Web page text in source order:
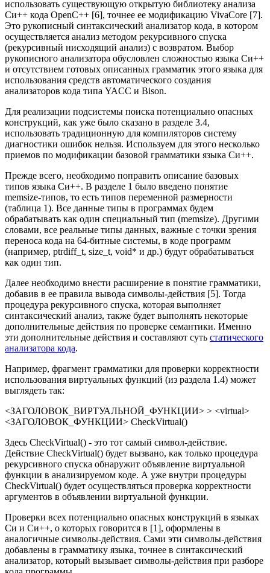
использовать существующую открытую библиотеку анализа
Си++ кода OpenC++ [6], точнее ее модификацию VivaCore [7].
Это рукописный синтаксический анализатор кода, в котором
осуществляется анализ методом рекурсивного спуска
(рекурсивный нисходящий анализ) с возвратом. Выбор
рукописного анализатора обусловлен сложностью языка Си++
и отсутствием готовых описанных грамматик этого языка для
использования средств автоматического создания
анализаторов кода типа YACC и Bison.
Для реализации подсистемы поиска потенциально опасных
конструкций, как уже было сказано в разделе 3.4,
использовать традиционную для компиляторов систему
диагностики ошибок нельзя. Используем для этого несколько
приемов по модификации базовой грамматики языка Си++.
Прежде всего, необходимо поправить описание базовых
типов языка Си++. В разделе 1 было введено понятие
memsize-типов, то есть типов переменной размерности
(таблица 1). Все данные типы в программах будем
обрабатывать как один специальный тип (memsize). Другими
словами, все реальные типы данных, важные с точки зрения
переноса кода на 64-битные системы, в коде программ
(например, ptrdiff_t, size_t, void* и др.) будут обрабатываться
как один тип.
Далее необходимо внести расширение в понятие грамматики,
добавив в ее правила вывода символы-действия [5]. Тогда
процедура рекурсивного спуска, которая выполняет
синтаксический анализ, также будет выполнять некоторые
дополнительные действия по проверке семантики. Именно
эти дополнительные действия и составляют суть статического
анализатора кода.
Например, фрагмент грамматики для проверки корректности
использования виртуальных функций (из раздела 1.4) может
выглядеть так:
<ЗАГОЛОВОК_ВИРТУАЛЬНОЙ_ФУНКЦИИ> > <virtual>
<ЗАГОЛОВОК_ФУНКЦИИ> CheckVirtual()
Здесь CheckVirtual() - это тот самый символ-действие.
Действие CheckVirtual() будет вызвано, как только процедура
рекурсивного спуска обнаружит объявление виртуальной
функции в анализируемом коде. А уже внутри процедуры
CheckVirtual() будет осуществляться проверка корректности
аргументов в объявлении виртуальной функции.
Проверки всех потенциально опасных конструкций в языках
Си и Си++, о которых говорится в [1], оформлены в
аналогичные символы-действия. Сами эти символы-действия
добавлены в грамматику языка, точнее в синтаксический
анализатор, который вызывает символы-действия при разборе